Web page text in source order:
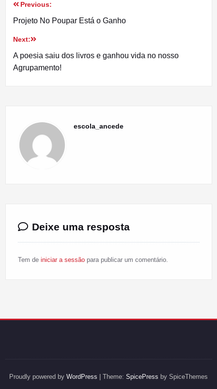
Navegação
de
artigos
Previous:
Projeto No Poupar Está o Ganho
Next:
A poesia saiu dos livros e ganhou vida no nosso
Agrupamento!
escola_ancede
Deixe uma resposta
Tem de iniciar a sessãopara publicar um comentário.
Proudly powered by WordPress | Theme: SpicePress by SpiceThemes